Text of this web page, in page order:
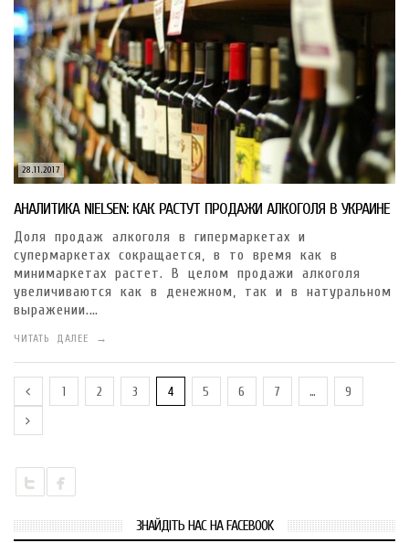
28.11.2017
АНАЛИТИКА NIELSEN: КАК РАСТУТ ПРОДАЖИ АЛКОГОЛЯ В УКРАИНЕ
Доля продаж алкоголя в гипермаркетах и
супермаркетах сокращается, в то время как в
минимаркетах растет. В целом продажи алкоголя
увеличиваются как в денежном, так и в натуральном
выражении.…
ЧИТАТЬ ДАЛЕЕ →
1 2 3 4 5 6 7 … 9
ЗНАЙДІТЬ НАС НА FACEBOOK